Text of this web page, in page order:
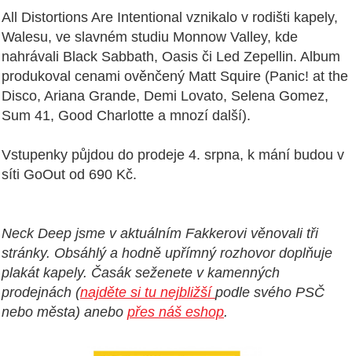
All Distortions Are Intentional vznikalo v rodišti kapely,
Walesu, ve slavném studiu Monnow Valley, kde
nahrávali Black Sabbath, Oasis či Led Zepellin. Album
produkoval cenami ověnčený Matt Squire (Panic! at the
Disco, Ariana Grande, Demi Lovato, Selena Gomez,
Sum 41, Good Charlotte a mnozí další).
Vstupenky půjdou do prodeje 4. srpna, k mání budou v
síti GoOut od 690 Kč.
Neck Deep jsme v aktuálním Fakkerovi věnovali tři
stránky. Obsáhlý a hodně upřímný rozhovor doplňuje
plakát kapely. Časák seženete v kamenných
prodejnách (najděte si tu nejbližší podle svého PSČ
nebo města) anebo přes náš eshop.